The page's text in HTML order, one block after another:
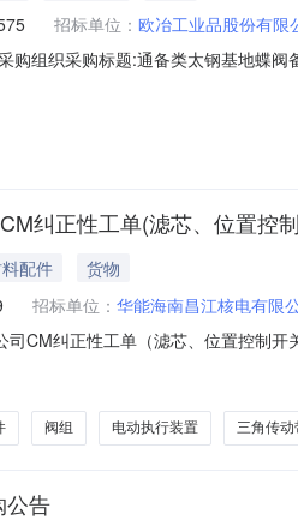
招标单位： 欧冶工业品股份有限
购组织采购标题:通备类太钢基地蝶
纠正性工单(滤芯、位置控
配件
货物
招标单位： 华能海南昌江核电有限
司CM纠正性工单（滤芯、位置控制
况：本次采购范围包括滤芯、位置控
阀组 电动执行装置 三角传动
公告